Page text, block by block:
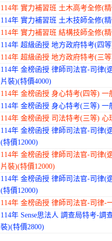
114年 實力補習班 土木高考全修(
114年 實力補習班 土木技師全修(
114年 實力補習班 結構技師全修(
114年 超級函授 地方政府特考(四
114年 超級函授 地方政府特考(三
114年 金榜函授 律師司法官-司律(
片裝)(特價4000)
114年 金榜函授 身心特考(四等)
114年 金榜函授 身心特考(三等)
114年 金榜函授 司法特考(三等)
114年 金榜函授 律師司法官-司律(
(特價12000)
114年 金榜函授 律師司法官-司律(
片裝)(特價12000)
114年 金榜函授 律師司法官-司律(
(特價12000)
114年 金榜函授 律師司法官-司律-
114年 Sense思法人 調查局特考-
裝)(特價2800)